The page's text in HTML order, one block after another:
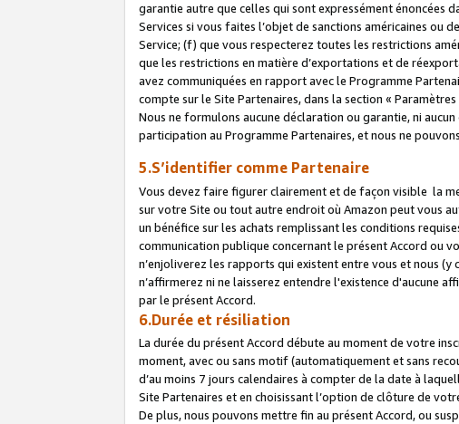
garantie autre que celles qui sont expressément énoncées
Services si vous faites l’objet de sanctions américaines ou
Service; (f) que vous respecterez toutes les restrictions
que les restrictions en matière d’exportations et de
avez communiquées en rapport avec le Programme
compte sur le Site Partenaires, dans la section « Paramètres
Nous ne formulons aucune déclaration ou garantie, ni
participation au Programme Partenaires, et nous ne
5.S’identifier comme Partenaire
Vous devez faire figurer clairement et de façon visible la
sur votre Site ou tout autre endroit où Amazon peut vous
un bénéfice sur les achats remplissant les conditions
communication publique concernant le présent Accord ou
n’enjoliverez les rapports qui existent entre vous et nous
n’affirmerez ni ne laisserez entendre l'existence d'aucune
par le présent Accord.
6.Durée et résiliation
La durée du présent Accord débute au moment de votre
moment, avec ou sans motif (automatiquement et sans
d’au moins 7 jours calendaires à compter de la date à
Site Partenaires et en choisissant l’option de clôture de
De plus, nous pouvons mettre fin au présent Accord, ou